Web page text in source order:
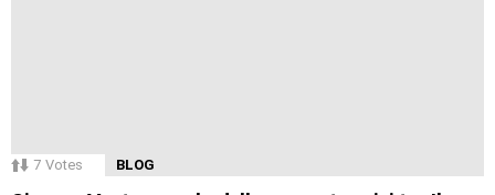
7 Votes BLOG